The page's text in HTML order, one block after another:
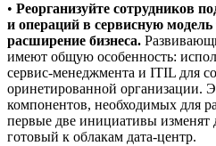
• Реорганизуйте сотрудников
и операций в сервисную
расширение бизнеса.
имеют общую особенность:
сервис-менеджмента и ITIL для
оринетированной организации.
компонентов, необходимых для
первые две инициативы изменят
готовый к облакам дата-центр.